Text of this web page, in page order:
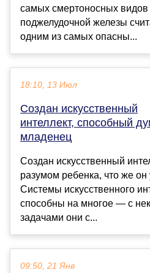
самых смертоносных видов
поджелудочной железы
одним из самых опасны...
18:10, 13 Июл
Создан искусственный
интеллект, способный
младенец
Создан искусственный
разумом ребенка, что же он
Системы искусственного
способны на многое — с
задачами они с...
09:50, 21 Янв